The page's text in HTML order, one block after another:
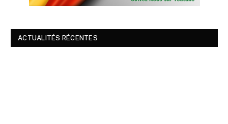
ACTUALITÉS RÉCENTES